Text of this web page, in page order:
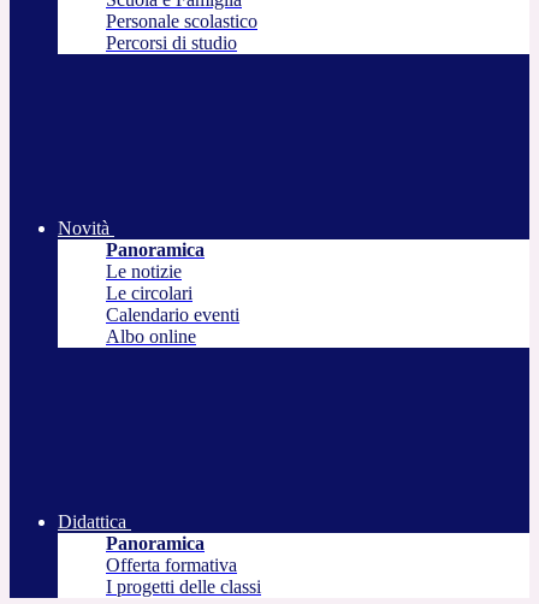
Personale scolastico
Percorsi di studio
Novità
Panoramica
Le notizie
Le circolari
Calendario eventi
Albo online
Didattica
Panoramica
Offerta formativa
I progetti delle classi